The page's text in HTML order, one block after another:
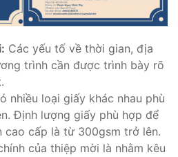
Các yếu tố về thời gian, địa
trình cần được trình bày rõ
nhiều loại giấy khác nhau phù
Định lượng giấy phù hợp để
cao cấp là từ 300gsm trở lên.
của thiệp mời là nhằm kêu